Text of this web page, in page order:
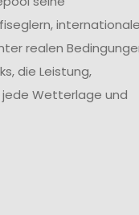
realen
die Leistung,
Wetterlage und